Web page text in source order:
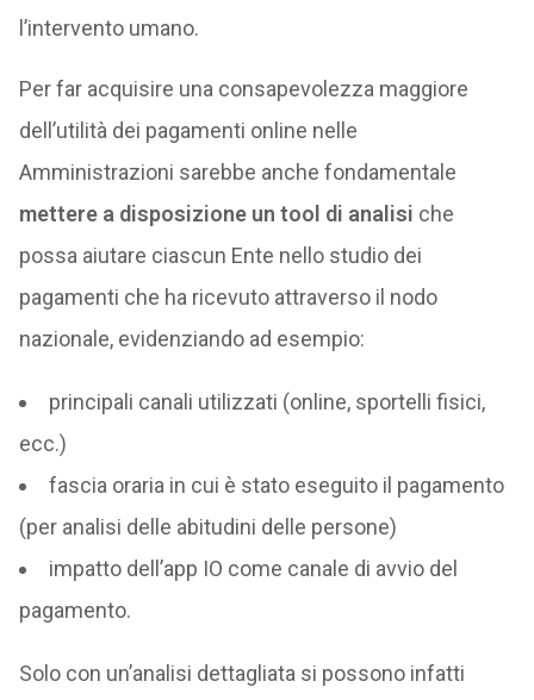
l’intervento umano.
Per far acquisire una consapevolezza maggiore
dell’utilità dei pagamenti online nelle
Amministrazioni sarebbe anche fondamentale
mettere a disposizione un tool di analisi che
possa aiutare ciascun Ente nello studio dei
pagamenti che ha ricevuto attraverso il nodo
nazionale, evidenziando ad esempio:
principali canali utilizzati (online, sportelli fisici,
ecc.)
fascia oraria in cui è stato eseguito il pagamento
(per analisi delle abitudini delle persone)
impatto dell’app IO come canale di avvio del
pagamento.
Solo con un’analisi dettagliata si possono infatti